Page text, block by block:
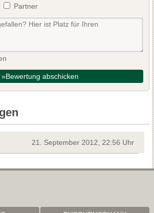
Partner
»Bewertung abschicken
21. September 2012, 22:56 Uhr